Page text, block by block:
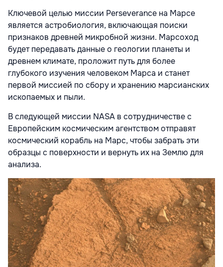
Ключевой целью миссии Perseverance на Марсе
является астробиология, включающая поиски
признаков древней микробной жизни. Марсоход
будет передавать данные о геологии планеты и
древнем климате, проложит путь для более
глубокого изучения человеком Марса и станет
первой миссией по сбору и хранению марсианских
ископаемых и пыли.
В следующей миссии NASA в сотрудничестве с
Европейским космическим агентством отправят
космический корабль на Марс, чтобы забрать эти
образцы с поверхности и вернуть их на Землю для
анализа.